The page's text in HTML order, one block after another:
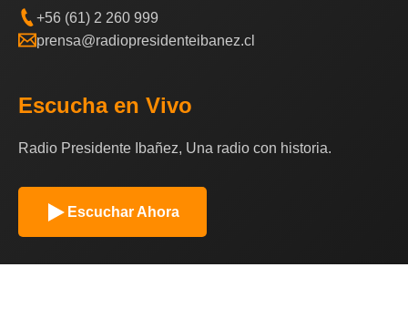
+56 (61) 2 260 999
prensa@radiopresidenteibanez.cl
Escucha en Vivo
Radio Presidente Ibañez, Una radio con historia.
Escuchar Ahora